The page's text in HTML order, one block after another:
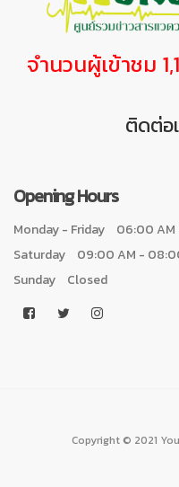
จำนวนผู้เข้าชม
ติดต่อ
Opening Hours
Monday - Friday
06:00 AM
Saturday
09:00 AM -
Sunday
Closed
Copyright © 2021